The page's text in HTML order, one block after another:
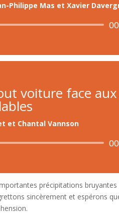
Philippe Mas et Xavier
Audio
voiture face
et Chantal Vannson
Audio
précipitations
sincèrement et espérons